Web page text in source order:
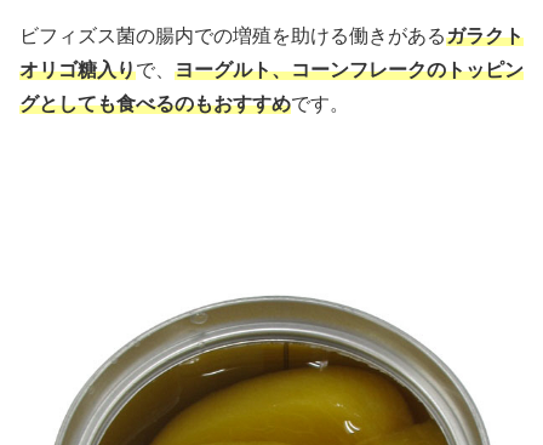
ビフィズス菌の腸内での増殖を助ける働きがあるガラクト
オリゴ糖入りで、 ヨーグルト、コーンフレークのトッピン
グとしても食べるのもおすすめです。